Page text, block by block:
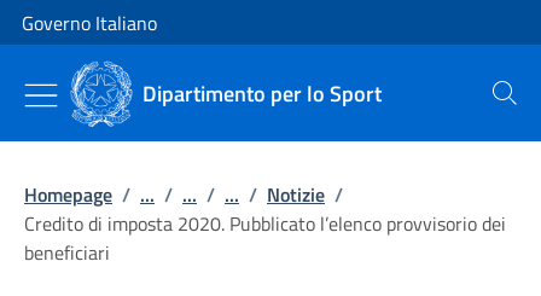
Vai al contenuto
Vai alla navigazione del sito
Governo Italiano
Dipartimento per lo Sport Cerca
Homepage / ... / ... / ... / Notizie /
Credito di imposta 2020. Pubblicato l’elenco provvisorio dei
beneficiari